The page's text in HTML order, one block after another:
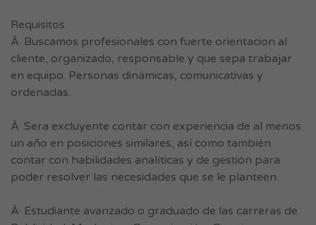
Requisitos
Â· Buscamos profesionales con fuerte orientacion al
cliente, organizado, responsable y que sepa trabajar
en equipo. Personas dinámicas, comunicativas y
ordenadas.
Â· Sera excluyente contar con experiencia de al menos
un año en posiciones similares, así como también
contar con habilidades analíticas y de gestión para
poder resolver las necesidades que se le planteen.
Â· Estudiante avanzado o graduado de las carreras de